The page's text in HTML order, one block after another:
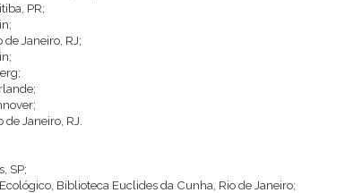
PR;
Janeiro, RJ;
Janeiro, RJ.
SP;
Biblioteca Euclides da Cunha, Rio de Janeiro;